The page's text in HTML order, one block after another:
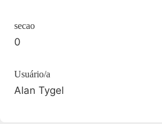
secao
0
Usuário/a
Alan Tygel